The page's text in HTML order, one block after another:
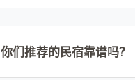
你们推荐的民宿靠谱吗？